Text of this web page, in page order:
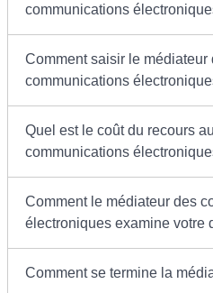
communications
Comment saisir le médiateur
communications
Quel est le coût du recours
communications
Comment le médiateur des
électroniques examine votre
Comment se termine la